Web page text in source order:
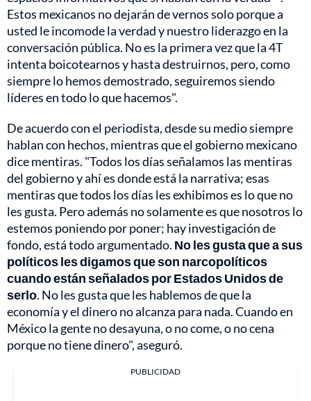
Estos mexicanos no dejarán de vernos solo porque a
usted le incomode la verdad y nuestro liderazgo en la
conversación pública. No es la primera vez que la 4T
intenta boicotearnos y hasta destruirnos, pero, como
siempre lo hemos demostrado, seguiremos siendo
líderes en todo lo que hacemos".
De acuerdo con el periodista, desde su medio siempre
hablan con hechos, mientras que el gobierno mexicano
dice mentiras. "Todos los días señalamos las mentiras
del gobierno y ahí es donde está la narrativa; esas
mentiras que todos los días les exhibimos es lo que no
les gusta. Pero además no solamente es que nosotros lo
estemos poniendo por poner; hay investigación de
fondo, está todo argumentado. No les gusta que a sus
políticos les digamos que son narcopolíticos
cuando están señalados por Estados Unidos de
serlo. No les gusta que les hablemos de que la
economía y el dinero no alcanza para nada. Cuando en
México la gente no desayuna, o no come, o no cena
porque no tiene dinero", aseguró.
PUBLICIDAD